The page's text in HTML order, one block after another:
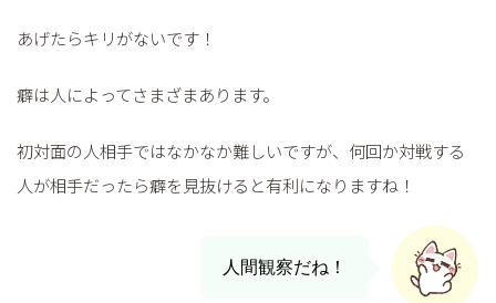
あげたらキリがないです！
癖は人によってさまざまあります。
初対面の人相手ではなかなか難しいですが、何回か対戦する
人が相手だったら癖を見抜けると有利になりますね！
人間観察だね！